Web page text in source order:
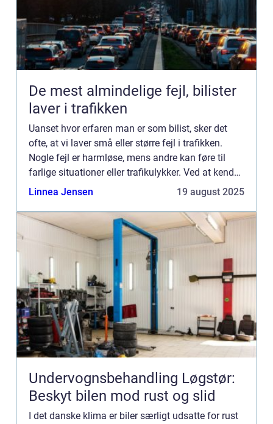
De mest almindelige fejl, bilister
laver i trafikken
Uanset hvor erfaren man er som bilist, sker det
ofte, at vi laver små eller større fejl i trafikken.
Nogle fejl er harmløse, mens andre kan føre til
farlige situationer eller trafikulykker. Ved at kende
de mest almindelige ...
Linnea Jensen 19 august 2025
Undervognsbehandling Løgstør:
Beskyt bilen mod rust og slid
I det danske klima er biler særligt udsatte for rust